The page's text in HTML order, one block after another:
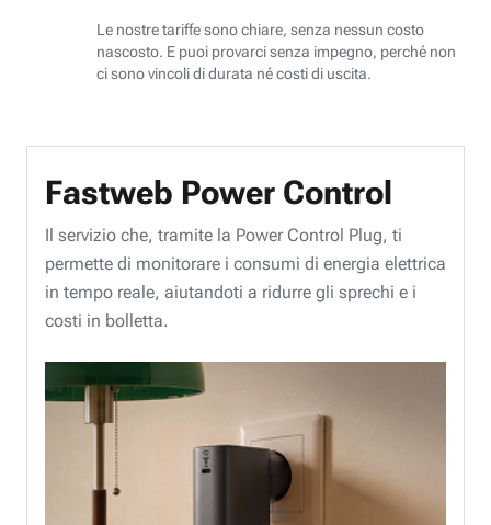
Le nostre tariffe sono chiare, senza nessun costo
nascosto. E puoi provarci senza impegno, perché non
ci sono vincoli di durata né costi di uscita.
Fastweb Power Control
Il servizio che, tramite la Power Control Plug, ti
permette di monitorare i consumi di energia elettrica
in tempo reale, aiutandoti a ridurre gli sprechi e i
costi in bolletta.